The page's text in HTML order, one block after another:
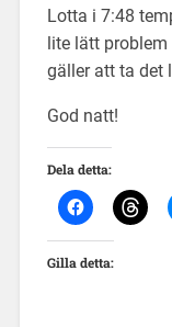
Lotta i 7:48
lite lätt problem
gäller att ta det
God natt!
Dela detta:
Gilla detta: